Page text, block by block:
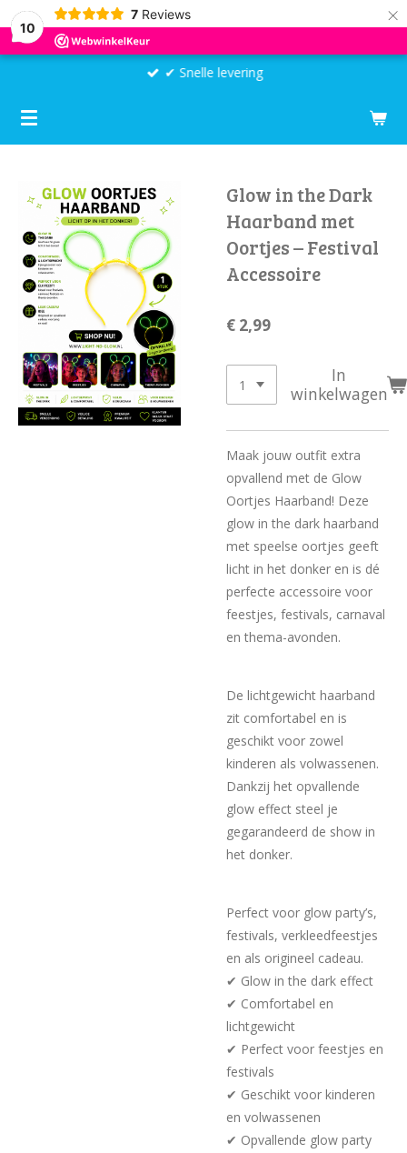
10
7 Reviews ×
✔ Snelle levering
Glow in the Dark
Haarband met
Oortjes – Festival
Accessoire
€ 2,99
In
winkelwagen
Maak jouw outfit extra
opvallend met de Glow
Oortjes Haarband! Deze
glow in the dark haarband
met speelse oortjes geeft
licht in het donker en is dé
perfecte accessoire voor
feestjes, festivals, carnaval
en thema-avonden.
De lichtgewicht haarband
zit comfortabel en is
geschikt voor zowel
kinderen als volwassenen.
Dankzij het opvallende
glow effect steel je
gegarandeerd de show in
het donker.
Perfect voor glow party’s,
festivals, verkleedfeestjes
en als origineel cadeau.
✔ Glow in the dark effect
✔ Comfortabel en
lichtgewicht
✔ Perfect voor feestjes en
festivals
✔ Geschikt voor kinderen
en volwassenen
✔ Opvallende glow party